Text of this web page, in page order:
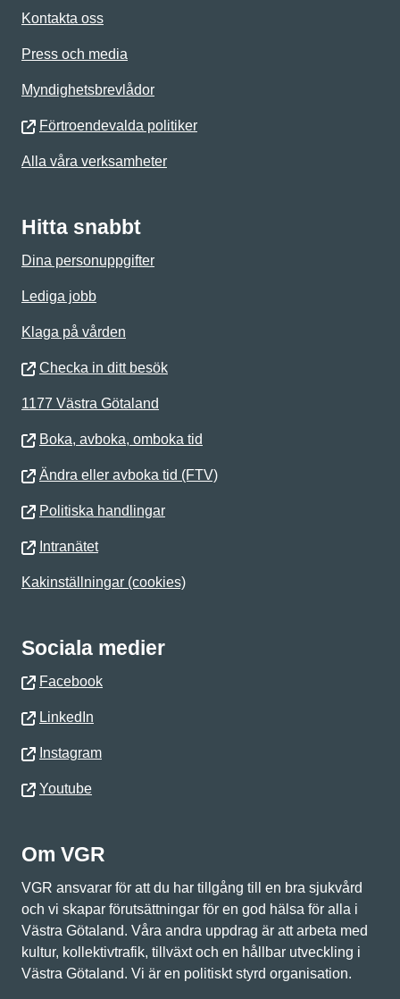
Kontakta oss
Press och media
Myndighetsbrevlådor
Förtroendevalda politiker
Alla våra verksamheter
Hitta snabbt
Dina personuppgifter
Lediga jobb
Klaga på vården
Checka in ditt besök
1177 Västra Götaland
Boka, avboka, omboka tid
Ändra eller avboka tid (FTV)
Politiska handlingar
Intranätet
Kakinställningar (cookies)
Sociala medier
Facebook
LinkedIn
Instagram
Youtube
Om VGR
VGR ansvarar för att du har tillgång till en bra sjukvård
och vi skapar förutsättningar för en god hälsa för alla i
Västra Götaland. Våra andra uppdrag är att arbeta med
kultur, kollektivtrafik, tillväxt och en hållbar utveckling i
Västra Götaland. Vi är en politiskt styrd organisation.